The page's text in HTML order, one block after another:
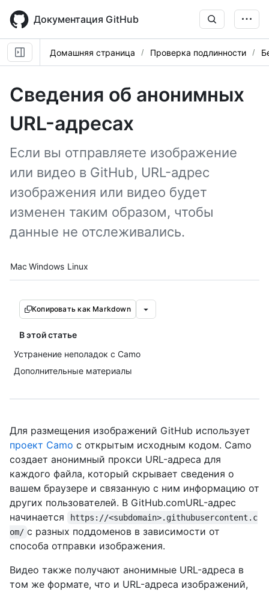
main
content
Документация GitHub
Домашняя страница Проверка подлинности
Сведения об анонимных
URL-адресах
Если вы отправляете изображение
или видео в GitHub, URL-адрес
изображения или видео будет
изменен таким образом, чтобы
данные не отслеживались.
Platform navigation
Mac Windows Linux
Копировать как Markdown
В этой статье
Устранение неполадок с Camo
Дополнительные материалы
Для размещения изображений GitHub использует
проект Camo с открытым исходным кодом. Camo
создает анонимный прокси URL-адреса для
каждого файла, который скрывает сведения о
вашем браузере и связанную с ним информацию от
других пользователей. В GitHub.comURL-адрес
начинается
https://<subdomain>.githubusercontent.c
om/ с разных поддоменов в зависимости от
способа отправки изображения.
Видео также получают анонимные URL-адреса в
том же формате, что и URL-адреса изображений,